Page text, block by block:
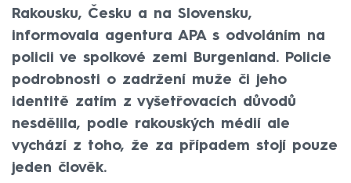
Rakousku, Česku a na Slovensku,
informovala agentura APA s odvoláním na
policii ve spolkové zemi Burgenland. Policie
podrobnosti o zadržení muže či jeho
identitě zatím z vyšetřovacích důvodů
nesdělila, podle rakouských médií ale
vychází z toho, že za případem stojí pouze
jeden člověk.